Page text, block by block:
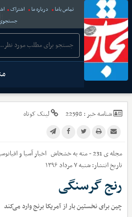
تماس باما درباره ما اشتراک
جستجوی
شناسه خبر : 22598 لینک کوتاه
مجله ی 231 - مته به خشخاش اخبارآسیا و
تاریخ انتشار:شنبه ۷ مرداد ۱۳۹۶
رنج گرسنگی
چین برای نخستین بار از آمریکا برنج وارد می‌کند